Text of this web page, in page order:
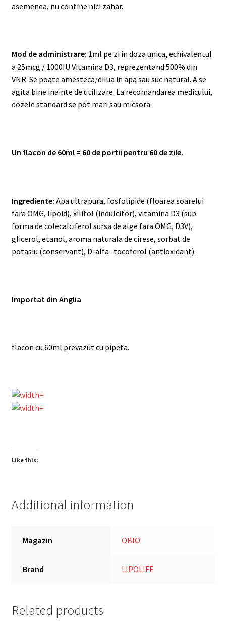
asemenea, nu contine nici zahar.
Mod de administrare: 1ml pe zi in doza unica, echivalentul
a 25mcg / 1000IU Vitamina D3, reprezentand 500% din
VNR. Se poate amesteca/dilua in apa sau suc natural. A se
agita bine inainte de utilizare. La recomandarea medicului,
dozele standard se pot mari sau micsora.
Un flacon de 60ml = 60 de portii pentru 60 de zile.
Ingrediente: Apa ultrapura, fosfolipide (floarea soarelui
fara OMG, lipoid), xilitol (indulcitor), vitamina D3 (sub
forma de colecalciferol sursa de alge fara OMG, D3V),
glicerol, etanol, aroma naturala de cirese, sorbat de
potasiu (conservant), D-alfa -tocoferol (antioxidant).
Importat din Anglia
flacon cu 60ml prevazut cu pipeta.
Like this:
Additional information
Magazin OBIO
Brand LIPOLIFE
Related products